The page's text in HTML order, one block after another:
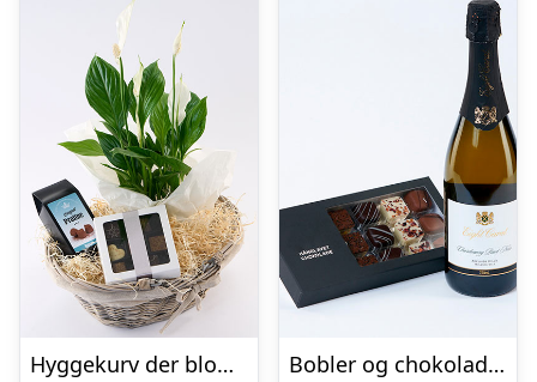
Hyggekurv der blomstrer med chokolade – Send blomster med Bloomit
Bobler og chokolade gave – Send blomster med Bloomit